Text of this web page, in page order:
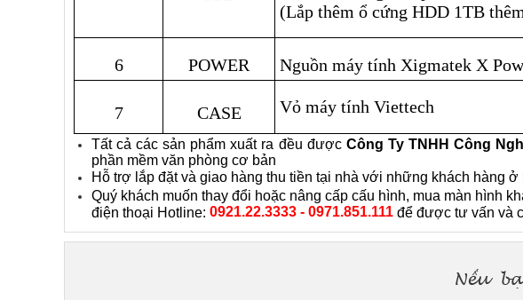
(Lắp thêm ổ cứng HDD 1TB
6 POWER Nguồn máy tính Xigmatek X
7 CASE Vỏ máy tính Viettech
Tất cả các sản phẩm xuất ra đều được Công Ty TNHH Công
phần mềm văn phòng cơ bản
Hỗ trợ lắp đặt và giao hàng thu tiền tại nhà với những khách hàng
Quý khách muốn thay đổi hoặc nâng cấp cấu hình, mua màn hình
điện thoại Hotline: 0921.22.3333 - 0971.851.111 để được tư vấn và